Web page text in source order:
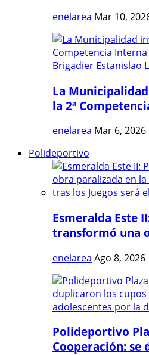
enelarea Mar 10,
La
la 2ª
enelarea Mar 6, 2026
Polideportivo
Esmeralda Este
transformó una
enelarea Ago 8, 2026
Polideportivo
Cooperación: se